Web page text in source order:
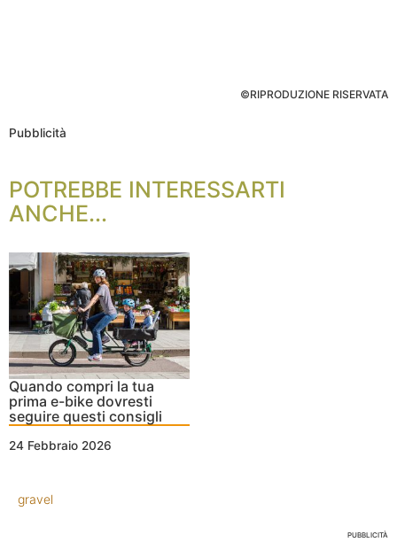
©RIPRODUZIONE RISERVATA
Pubblicità
POTREBBE INTERESSARTI
ANCHE...
Quando compri la tua
prima e-bike dovresti
seguire questi consigli
24 Febbraio 2026
gravel
PUBBLICITÀ